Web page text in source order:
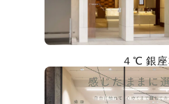
４℃ 銀座